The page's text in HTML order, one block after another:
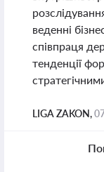
веденні
співпраця
тенденції
LIGA ZAKON,